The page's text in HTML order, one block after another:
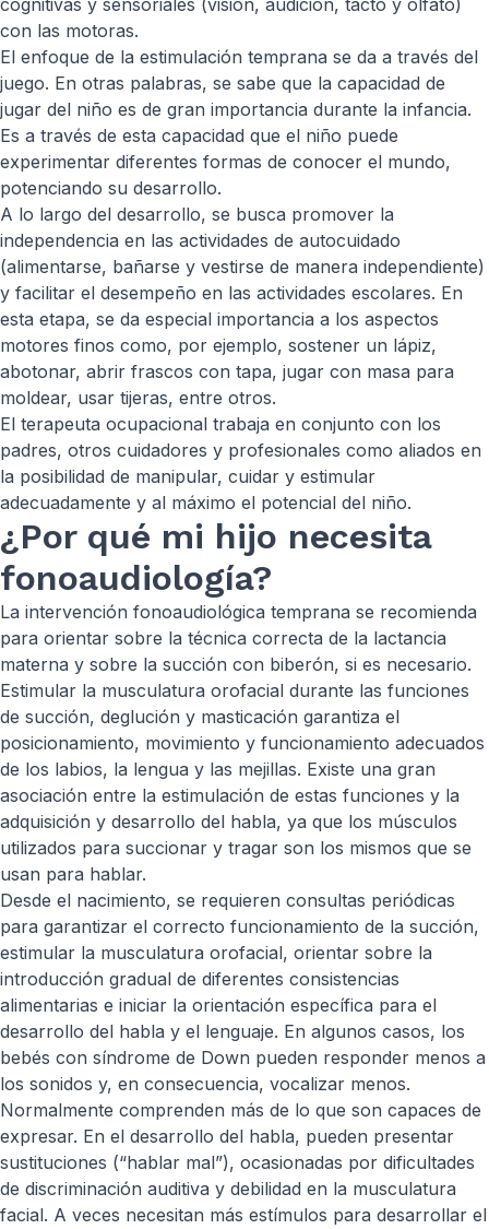
cognitivas y sensoriales (visión, audición, tacto y olfato)
con las motoras.
El enfoque de la estimulación temprana se da a través del
juego. En otras palabras, se sabe que la capacidad de
jugar del niño es de gran importancia durante la infancia.
Es a través de esta capacidad que el niño puede
experimentar diferentes formas de conocer el mundo,
potenciando su desarrollo.
A lo largo del desarrollo, se busca promover la
independencia en las actividades de autocuidado
(alimentarse, bañarse y vestirse de manera independiente)
y facilitar el desempeño en las actividades escolares. En
esta etapa, se da especial importancia a los aspectos
motores finos como, por ejemplo, sostener un lápiz,
abotonar, abrir frascos con tapa, jugar con masa para
moldear, usar tijeras, entre otros.
El terapeuta ocupacional trabaja en conjunto con los
padres, otros cuidadores y profesionales como aliados en
la posibilidad de manipular, cuidar y estimular
adecuadamente y al máximo el potencial del niño.
¿Por qué mi hijo necesita
fonoaudiología?
La intervención fonoaudiológica temprana se recomienda
para orientar sobre la técnica correcta de la lactancia
materna y sobre la succión con biberón, si es necesario.
Estimular la musculatura orofacial durante las funciones
de succión, deglución y masticación garantiza el
posicionamiento, movimiento y funcionamiento adecuados
de los labios, la lengua y las mejillas. Existe una gran
asociación entre la estimulación de estas funciones y la
adquisición y desarrollo del habla, ya que los músculos
utilizados para succionar y tragar son los mismos que se
usan para hablar.
Desde el nacimiento, se requieren consultas periódicas
para garantizar el correcto funcionamiento de la succión,
estimular la musculatura orofacial, orientar sobre la
introducción gradual de diferentes consistencias
alimentarias e iniciar la orientación específica para el
desarrollo del habla y el lenguaje. En algunos casos, los
bebés con síndrome de Down pueden responder menos a
los sonidos y, en consecuencia, vocalizar menos.
Normalmente comprenden más de lo que son capaces de
expresar. En el desarrollo del habla, pueden presentar
sustituciones (“hablar mal”), ocasionadas por dificultades
de discriminación auditiva y debilidad en la musculatura
facial. A veces necesitan más estímulos para desarrollar el